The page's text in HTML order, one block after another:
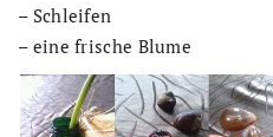
– Schleifen
– eine frische Blume